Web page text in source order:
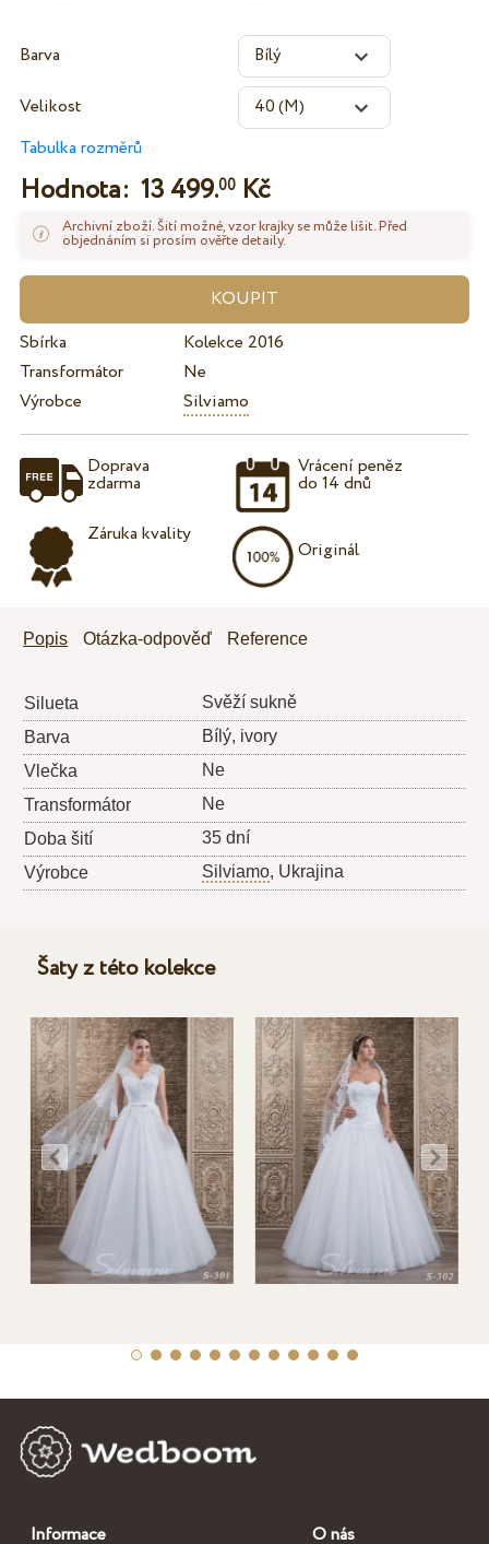
Barva
Velikost
Tabulka rozměrů
Hodnota: 13 499.00Kč
Archivní zboží. Šití možné, vzor krajky se může lišit. Před
objednáním si prosím ověřte detaily.
Sbírka
Kolekce 2016
Transformátor
Ne
Výrobce
Silviamo
Doprava
zdarma
Záruka kvality
Vrácení peněz
do 14 dnů
Originál
Popis Otázka-odpověď Reference
Silueta
Svěží sukně
Barva
Bílý, ivory
Vlečka
Ne
Transformátor
Ne
Doba šití
35 dní
Výrobce
Silviamo, Ukrajina
Šaty z této kolekce
Informace O nás